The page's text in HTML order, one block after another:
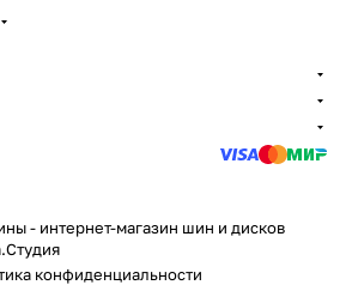
- интернет-магазин шин и дисков
конфиденциальности